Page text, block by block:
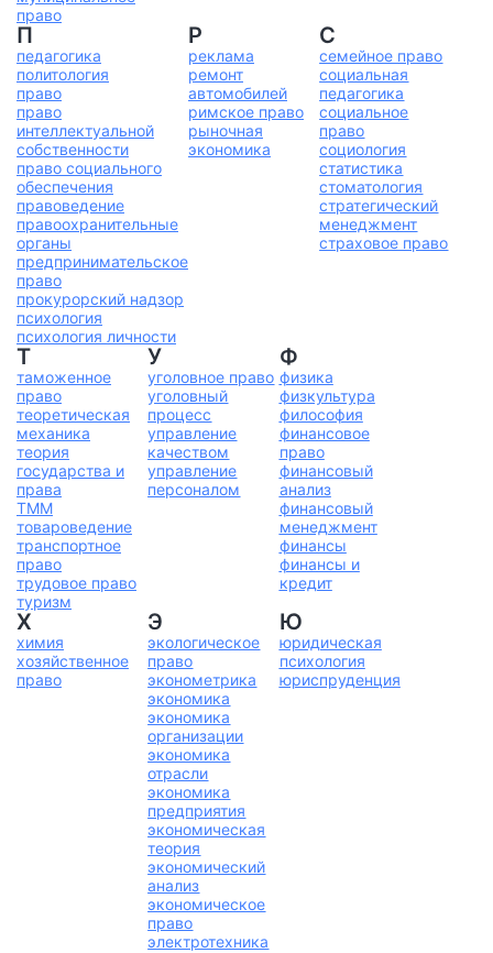
право
П
педагогика
политология
право
право
интеллектуальной
собственности
право социального
обеспечения
правоведение
правоохранительные
органы
предпринимательское
право
прокурорский надзор
психология
психология личности
Р
реклама
ремонт
автомобилей
римское право
рыночная
экономика
С
семейное право
социальная
педагогика
социальное
право
социология
статистика
стоматология
стратегический
менеджмент
страховое право
Т
таможенное
право
теоретическая
механика
теория
государства и
права
ТММ
товароведение
транспортное
право
трудовое право
туризм
У
уголовное право
уголовный
процесс
управление
качеством
управление
персоналом
Ф
физика
физкультура
философия
финансовое
право
финансовый
анализ
финансовый
менеджмент
финансы
финансы и
кредит
Х
химия
хозяйственное
право
Э
экологическое
право
эконометрика
экономика
экономика
организации
экономика
отрасли
экономика
предприятия
экономическая
теория
экономический
анализ
экономическое
право
электротехника
Ю
юридическая
психология
юриспруденция